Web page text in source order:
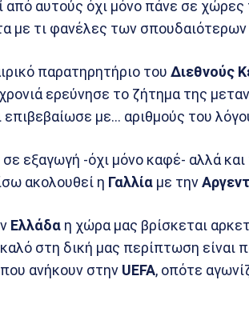
από αυτούς όχι μόνο πάνε σε
με τι φανέλες των
παρατηρητήριο του Διεθνούς
χρονιά ερεύνησε το ζήτημα της
με… αριθμούς του
εξαγωγή -όχι μόνο καφέ- αλλά
ακολουθεί η Γαλλία με την
Ελλάδα η χώρα μας βρίσκεται
στη δική μας περίπτωση είναι
ανήκουν στην UEFA, οπότε